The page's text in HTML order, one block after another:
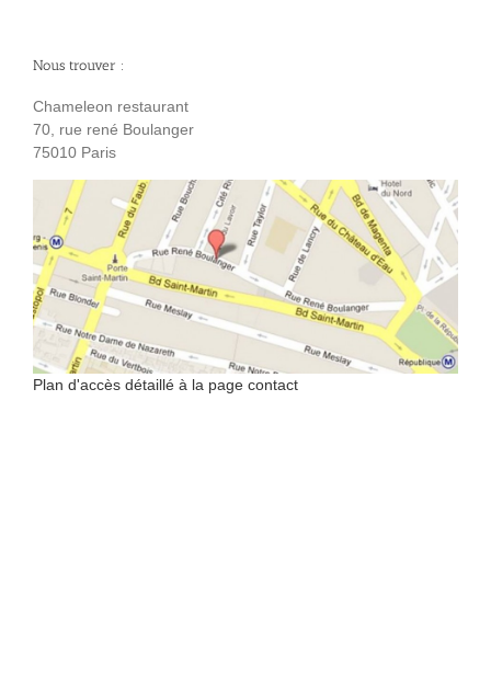
Nous trouver :
Chameleon restaurant
70, rue rené Boulanger
75010 Paris
Plan d'accès détaillé à la page contact